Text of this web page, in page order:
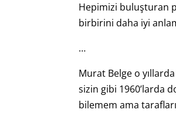
Hepimizi buluşturan
birbirini daha iyi
…
Murat Belge o
sizin gibi 1960’larda
bilemem ama